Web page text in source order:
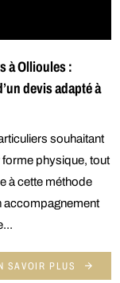
à Ollioules :
devis adapté à
souhaitant
physique, tout
à cette méthode
accompagnement
SAVOIR PLUS